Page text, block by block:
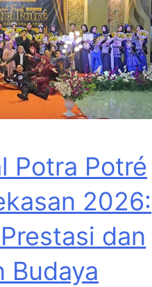
Potra Potré
2026:
dan
Budaya